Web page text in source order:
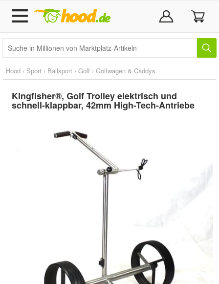
Hood › Sport › Ballsport › Golf › Golfwagen & Caddys
Kingfisher®, Golf Trolley elektrisch und
schnell-klappbar, 42mm High-Tech-Antriebe